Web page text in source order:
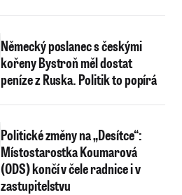
Německý poslanec s českými
kořeny Bystroň měl dostat
peníze z Ruska. Politik to popírá
Politické změny na „Desítce“:
Místostarostka Koumarová
(ODS) končí v čele radnice i v
zastupitelstvu